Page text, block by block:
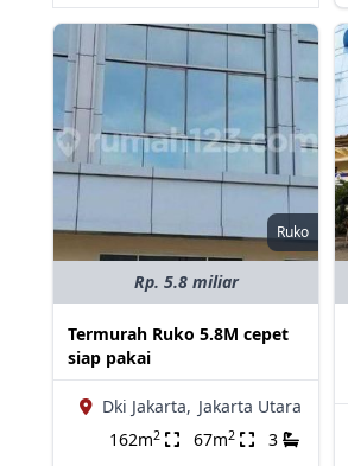
Ruko
Rp. 5.8 miliar
Termurah Ruko 5.8M cepet
siap pakai
Dki Jakarta, Jakarta Utara
162m2 67m2 3